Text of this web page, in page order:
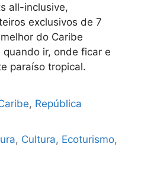
all-inclusive,
exclusivos de 7
do Caribe
quando ir, onde ficar e
paraíso tropical.
, República
, Cultura, Ecoturismo,